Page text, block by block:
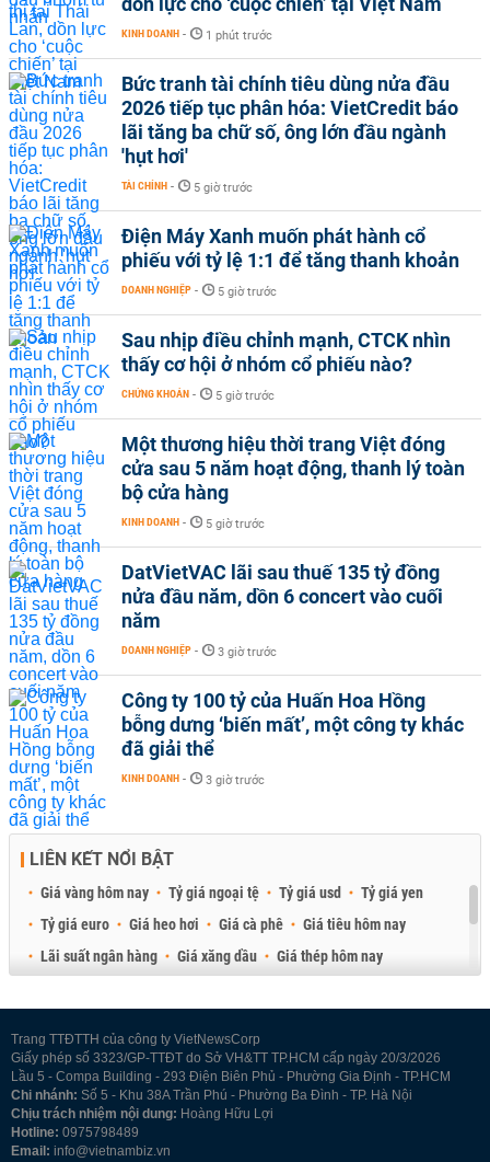
KINH DOANH - 1 phút trước
Bức tranh tài chính tiêu dùng nửa đầu
2026 tiếp tục phân hóa: VietCredit báo
lãi tăng ba chữ số, ông lớn đầu ngành
'hụt hơi'
TÀI CHÍNH - 5 giờ trước
Điện Máy Xanh muốn phát hành cổ
phiếu với tỷ lệ 1:1 để tăng thanh khoản
DOANH NGHIỆP - 5 giờ trước
Sau nhịp điều chỉnh mạnh, CTCK nhìn
thấy cơ hội ở nhóm cổ phiếu nào?
CHỨNG KHOÁN - 5 giờ trước
Một thương hiệu thời trang Việt đóng
cửa sau 5 năm hoạt động, thanh lý toàn
bộ cửa hàng
KINH DOANH - 5 giờ trước
DatVietVAC lãi sau thuế 135 tỷ đồng
nửa đầu năm, dồn 6 concert vào cuối
năm
DOANH NGHIỆP - 3 giờ trước
Công ty 100 tỷ của Huấn Hoa Hồng
bỗng dưng ‘biến mất’, một công ty khác
đã giải thể
KINH DOANH - 3 giờ trước
LIÊN KẾT NỔI BẬT
Giá vàng hôm nay Tỷ giá ngoại tệ Tỷ giá usd
Tỷ giá yen
Tỷ giá euro
Giá heo hơi Giá cà phê
Giá tiêu hôm nay
Lãi suất ngân hàng
Giá xăng dầu
Giá thép hôm nay
Trang TTĐTTH của công ty VietNewsCorp
Giấy phép số 3323/GP-TTĐT do Sở VH&TT TP.HCM cấp ngày 20/3/2026
Lầu 5 - Compa Building - 293 Điện Biên Phủ - Phường Gia Định - TP.HCM
Chi nhánh: Số 5 - Khu 38A Trần Phú - Phường Ba Đình - TP. Hà Nội
Chịu trách nhiệm nội dung: Hoàng Hữu Lợi
Hotline: 0975798489
Email: info@vietnambiz.vn